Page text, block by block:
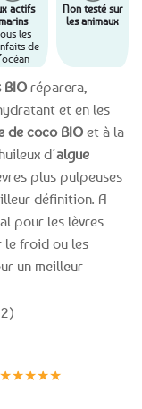
BIO réparera,
et en les
de coco BIOet à la
d’algue
plus pulpeuses
définition. A
pour les lèvres
le froid ou les
un meilleur
actifs
les
de
Non testé sur
les animaux
★★★★★